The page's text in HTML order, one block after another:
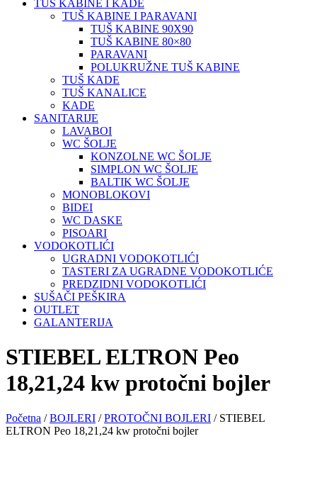
TUŠ KABINE I KADE
TUŠ KABINE I PARAVANI
TUŠ KABINE 90X90
TUŠ KABINE 80×80
PARAVANI
POLUKRUŽNE TUŠ KABINE
TUŠ KADE
TUŠ KANALICE
KADE
SANITARIJE
LAVABOI
WC ŠOLJE
KONZOLNE WC ŠOLJE
SIMPLON WC ŠOLJE
BALTIK WC ŠOLJE
MONOBLOKOVI
BIDEI
WC DASKE
PISOARI
VODOKOTLIĆI
UGRADNI VODOKOTLIĆI
TASTERI ZA UGRADNE VODOKOTLIĆE
PREDZIDNI VODOKOTLIĆI
SUŠAČI PEŠKIRA
OUTLET
GALANTERIJA
STIEBEL ELTRON Peo
18,21,24 kw protočni bojler
Početna /BOJLERI /PROTOČNI BOJLERI / STIEBEL
ELTRON Peo 18,21,24 kw protočni bojler